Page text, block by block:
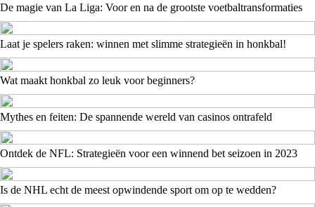
De magie van La Liga: Voor en na de grootste voetbaltransformaties
Laat je spelers raken: winnen met slimme strategieën in honkbal!
Wat maakt honkbal zo leuk voor beginners?
Mythes en feiten: De spannende wereld van casinos ontrafeld
Ontdek de NFL: Strategieën voor een winnend bet seizoen in 2023
Is de NHL echt de meest opwindende sport om op te wedden?